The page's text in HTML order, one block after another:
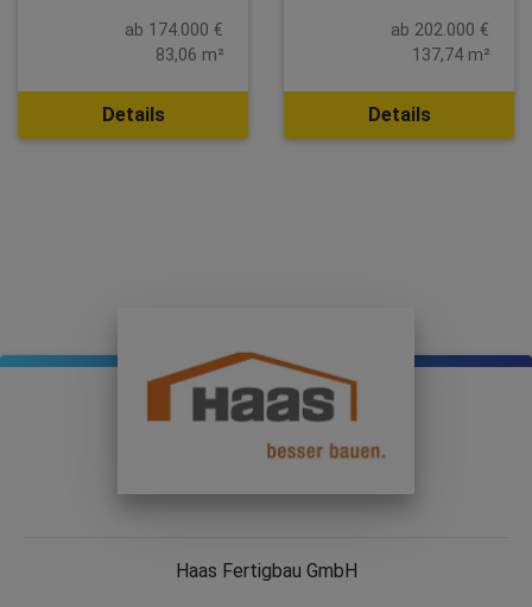
ab 174.000 €
83,06 m²
Details
ab 202.000 €
137,74 m²
Details
Haas Fertigbau GmbH